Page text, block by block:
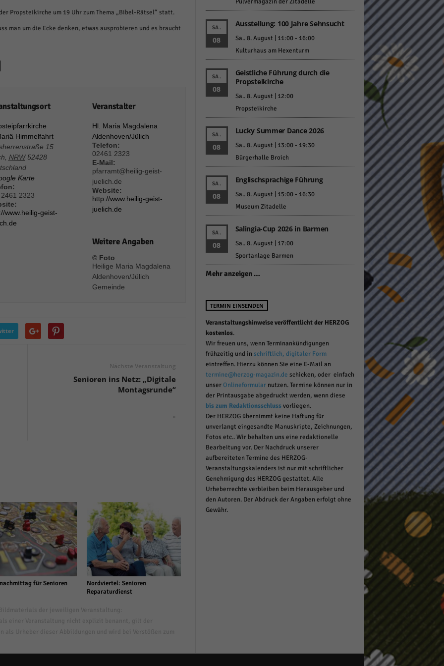
Propsteikirche um 19 Uhr zum Thema „Bibel-Rätsel“ statt.
man um die Ecke denken, etwas ausprobieren und es braucht
Himmelfahrt
15
NRW 52428
Karte
2323
www.heilig-geist-
Veranstalter
Hl. Maria Magdalena
Aldenhoven/Jülich
Telefon:
02461 2323‬
E-Mail:
pfarramt@heilig-geist-
juelich.de
Website:
http://www.heilig-geist-
juelich.de
Weitere Angaben
© Foto
Heilige Maria Magdalena
Aldenhoven/Jülich
Gemeinde
Nächste Veranstaltung
Senioren ins Netz: „Digitale
Montagsrunde“
»
für Senioren
Nordviertel: Senioren
Reparaturdienst
SA.
08
Ausstellung: 100 Jahre Sehnsucht
Sa.. 8. August | 11:00- 16:00
Kulturhaus am Hexenturm
SA.
08
Geistliche Führung durch die
Propsteikirche
Sa.. 8. August | 12:00
Propsteikirche
SA.
08
Lucky Summer Dance 2026
Sa.. 8. August | 13:00- 19:30
Bürgerhalle Broich
SA.
08
Englischsprachige Führung
Sa.. 8. August | 15:00- 16:30
Museum Zitadelle
SA.
08
Salingia-Cup 2026 in Barmen
Sa.. 8. August | 17:00
Sportanlage Barmen
Mehr anzeigen …
TERMIN EINSENDEN
Veranstaltungshinweise veröffentlicht der HERZOG
kostenlos.
Wir freuen uns, wenn Terminankündigungen
frühzeitig und in schriftlich, digitaler Form
eintreffen. Hierzu können Sie eine E-Mail an
termine@herzog-magazin.de schicken, oder einfach
unserOnlineformularnutzen. Termine können nur in
der Printausgabe abgedruckt werden, wenn diese
bis zum Redaktionsschlussvorliegen.
Der HERZOG übernimmt keine Haftung für
unverlangt eingesandte Manuskripte, Zeichnungen,
Fotos etc.. Wir behalten uns eine redaktionelle
Bearbeitung vor. Der Nachdruck unserer
aufbereiteten Termine des HERZOG-
Veranstaltungskalenders ist nur mit schriftlicher
Genehmigung des HERZOG gestattet. Alle
Urheberrechte verbleiben beim Herausgeber und
den Autoren. Der Abdruck der Angaben erfolgt ohne
Gewähr.
(1)
Cookies ermöglichen grundlegende Funktionen und sind für die einwandfreie
Statistiken
Cookies erfassen Informationen anonym. Diese Informationen helfen uns zu verstehen,
Besucher unsere Website nutzen.
(1) Marketing
Cookies werden von Drittanbietern oder Publishern verwendet, um personalisierte
anzuzeigen. Sie tun dies, indem sie Besucher über Websites hinweg verfolgen.
Cookie-Informationen anzeigen
Medien (6) Externe Medien
von Videoplattformen und Social-Media-Plattformen werden standardmäßig blockiert.
Cookies von externen Medien akzeptiert werden, bedarf der Zugriff auf diese Inhalte
Cookie-Informationen anzeigen
Impressum